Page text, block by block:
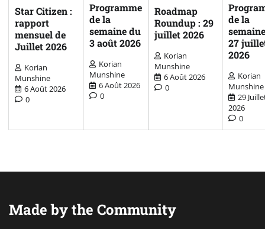
Star Citizen :
rapport
mensuel de
Juillet 2026
Korian
Munshine
6 Août 2026
0
Programme
de la
semaine du
3 août 2026
Korian
Munshine
6 Août 2026
0
Roadmap
Roundup : 29
juillet 2026
Korian
Munshine
6 Août 2026
0
de la
27
2026
Korian
Munshine
29
2026
0
Made by the Community